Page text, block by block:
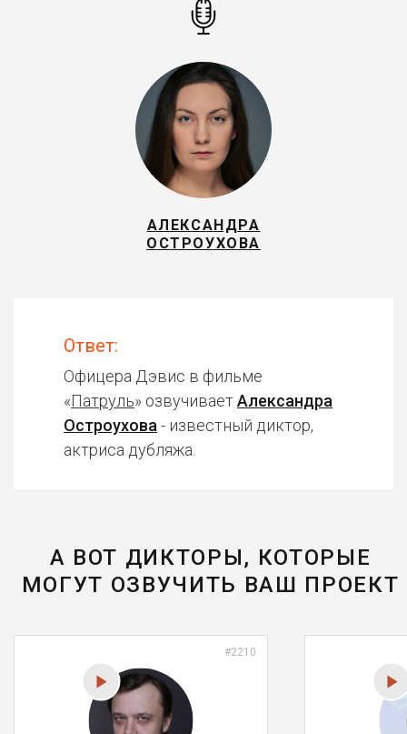
АЛЕКСАНДРА
ОСТРОУХОВА
Ответ:
Офицера Дэвис в фильме
«Патруль» озвучиваетАлександра
Остроухова - известный диктор,
актриса дубляжа.
А ВОТ ДИКТОРЫ, КОТОРЫЕ
МОГУТ ОЗВУЧИТЬ ВАШ ПРОЕКТ
#2210